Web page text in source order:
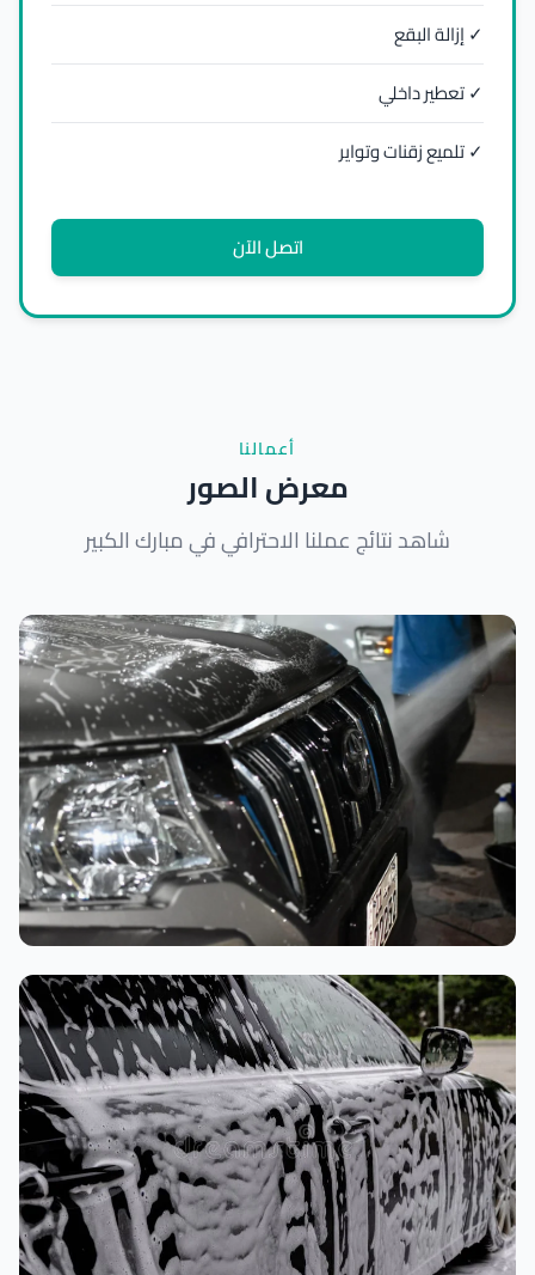
✓ إزالة البقع
✓ تعطير داخلي
✓ تلميع زقنات وتواير
اتصل الآن
أعمالنا
معرض الصور
شاهد نتائج عملنا الاحترافي في مبارك الكبير
تنظيف داخلي